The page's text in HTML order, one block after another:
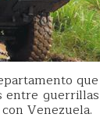
Venezuela.